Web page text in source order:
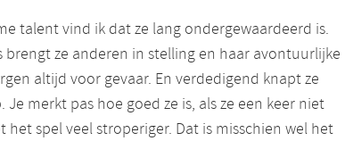
talent vind ik dat ze lang ondergewaardeerd is.
brengt ze anderen in stelling en haar avontuurlijke
altijd voor gevaar. En verdedigend knapt ze
Je merkt pas hoe goed ze is, als ze een keer niet
het spel veel stroperiger. Dat is misschien wel het